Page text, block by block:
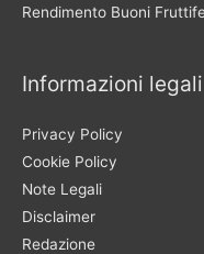
Rendimento Buoni
Informazioni legali
Privacy Policy
Cookie Policy
Note Legali
Disclaimer
Redazione